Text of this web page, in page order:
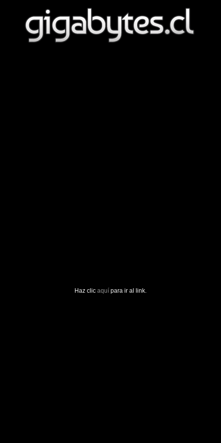
Haz clic aquí para ir al link.